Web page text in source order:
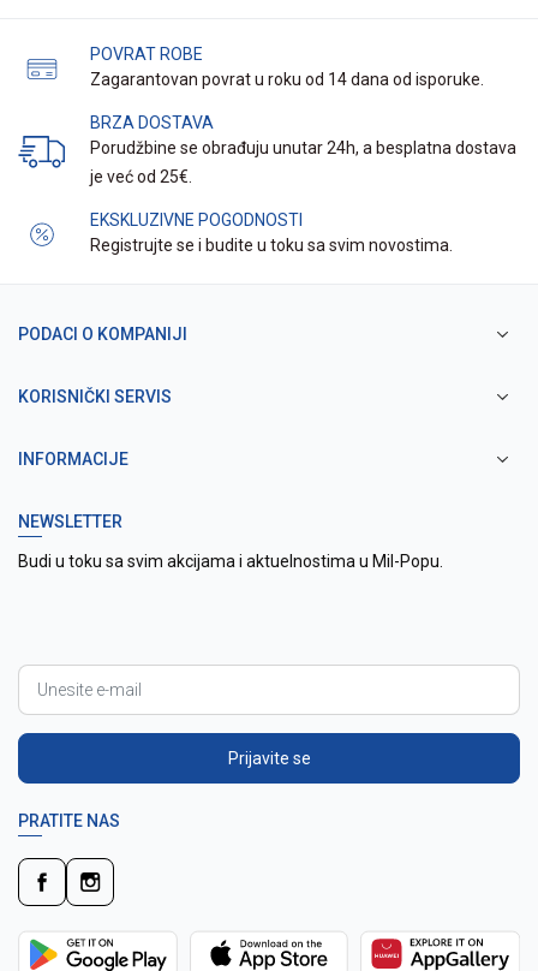
POVRAT ROBE
Zagarantovan povrat u roku od 14 dana od isporuke.
BRZA DOSTAVA
Porudžbine se obrađuju unutar 24h, a besplatna dostava
je već od 25€.
EKSKLUZIVNE POGODNOSTI
Registrujte se i budite u toku sa svim novostima.
PODACI O KOMPANIJI
KORISNIČKI SERVIS
INFORMACIJE
NEWSLETTER
Budi u toku sa svim akcijama i aktuelnostima u Mil-Popu.
Prijavite se
PRATITE NAS